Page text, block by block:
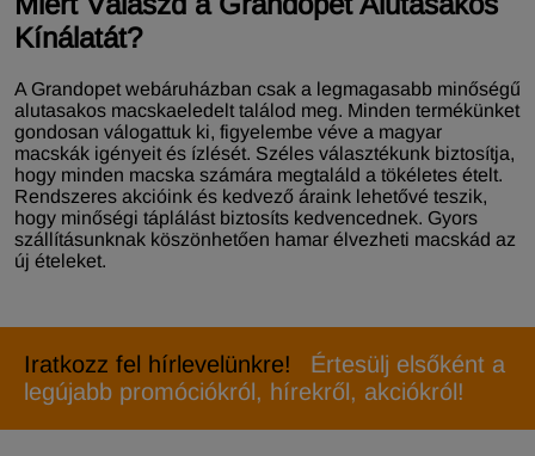
Kínálatát?
A Grandopet webáruházban csak a legmagasabb minőségű
alutasakos macskaeledelt találod meg. Minden termékünket
gondosan válogattuk ki, figyelembe véve a magyar
macskák igényeit és ízlését. Széles választékunk biztosítja,
hogy minden macska számára megtaláld a tökéletes ételt.
Rendszeres akcióink és kedvező áraink lehetővé teszik,
hogy minőségi táplálást biztosíts kedvencednek. Gyors
szállításunknak köszönhetően hamar élvezheti macskád az
új ételeket.
Iratkozz fel hírlevelünkre!
Értesülj elsőként a
legújabb promóciókról, hírekről, akciókról!